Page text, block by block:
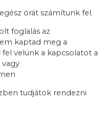
órát számítunk fel.
foglalás az
kaptad meg a
velünk a kapcsolatot a
tudjátok rendezni